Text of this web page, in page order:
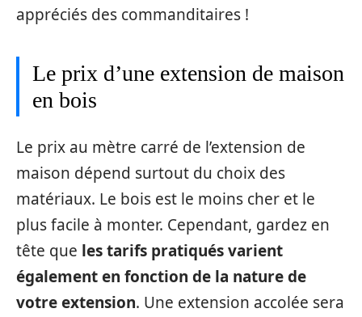
appréciés des commanditaires !
Le prix d’une extension de maison
en bois
Le prix au mètre carré de l’extension de
maison dépend surtout du choix des
matériaux. Le bois est le moins cher et le
plus facile à monter. Cependant, gardez en
tête que les tarifs pratiqués varient
également en fonction de la nature de
votre extension. Une extension accolée sera